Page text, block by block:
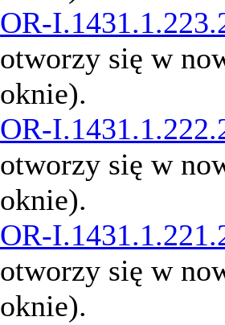
OR-
otworzy się w
oknie).
OR-
otworzy się w
oknie).
OR-
otworzy się w
oknie).